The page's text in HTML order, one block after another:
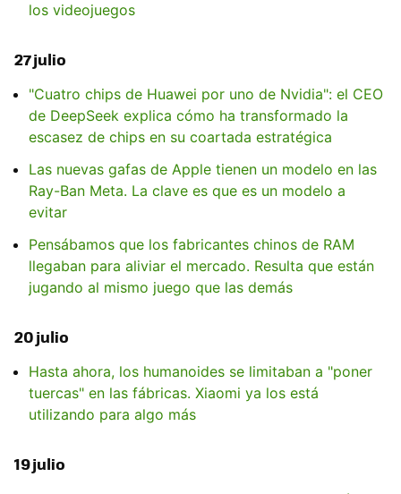
los videojuegos
27 julio
"Cuatro chips de Huawei por uno de Nvidia": el CEO
de DeepSeek explica cómo ha transformado la
escasez de chips en su coartada estratégica
Las nuevas gafas de Apple tienen un modelo en las
Ray-Ban Meta. La clave es que es un modelo a
evitar
Pensábamos que los fabricantes chinos de RAM
llegaban para aliviar el mercado. Resulta que están
jugando al mismo juego que las demás
20 julio
Hasta ahora, los humanoides se limitaban a "poner
tuercas" en las fábricas. Xiaomi ya los está
utilizando para algo más
19 julio